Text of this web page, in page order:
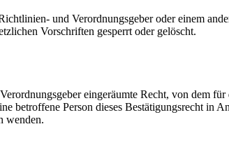
und Verordnungsgeber oder einem
Vorschriften gesperrt oder gelöscht.
eingeräumte Recht, von dem
betroffene Person dieses Bestätigungsrecht in
wenden.